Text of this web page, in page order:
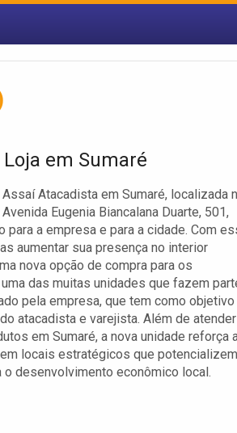
em Sumaré
Atacadista em Sumaré, localizada
Eugenia Biancalana Duarte, 501,
a empresa e para a cidade. Com
aumentar sua presença no interior
nova opção de compra para os
das muitas unidades que fazem
pela empresa, que tem como objetivo
atacadista e varejista. Além de
em Sumaré, a nova unidade reforça
locais estratégicos que potencializem
desenvolvimento econômico local.